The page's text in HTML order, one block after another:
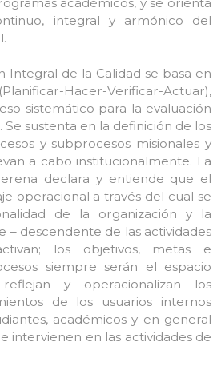
integral y armónico del
Integral de la Calidad se basa en
Hacer-Verificar-Actuar),
sistemático para la evaluación
Se sustenta en la definición de los
y subprocesos misionales y
a cabo institucionalmente. La
declara y entiende que el
operacional a través del cual se
de la organización y la
– descendente de las actividades
los objetivos, metas e
siempre serán el espacio
y operacionalizan los
de los usuarios internos
académicos y en general
intervienen en las actividades de